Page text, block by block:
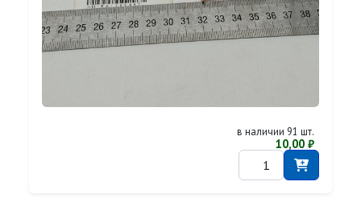
в наличии 91 шт.
10,00 ₽